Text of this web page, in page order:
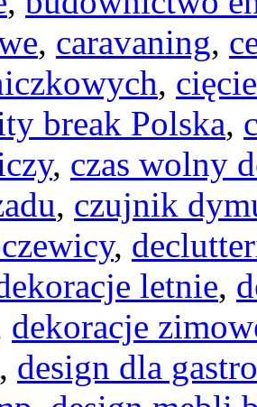
, caravaning,
,
break Polska,
, czas wolny
, czujnik
,
letnie,
dekoracje
, design dla